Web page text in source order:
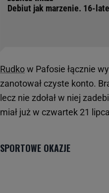
Debiut jak marzenie. 16-
Rudkow Pafosie łącznie
zanotował czyste konto.
lecz nie zdołał w niej
miał już w czwartek 21